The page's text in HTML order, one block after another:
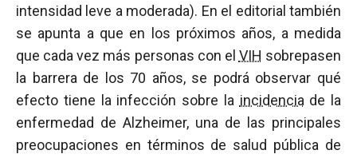
intensidad leve a moderada). En el editorial también
se apunta a que en los próximos años, a medida
que cada vez más personas con el VIH sobrepasen
la barrera de los 70 años, se podrá observar qué
efecto tiene la infección sobre la incidencia de la
enfermedad de Alzheimer, una de las principales
preocupaciones en términos de salud pública de